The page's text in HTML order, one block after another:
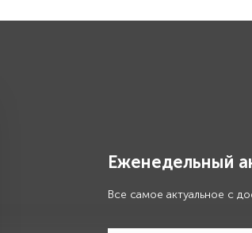
Еженедельный
Все самое актуальное с